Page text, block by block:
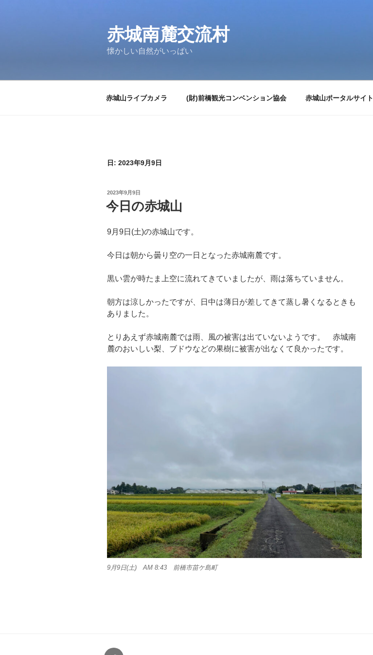
赤城南麓交流村
懐かしい自然がいっぱい
赤城山ライブカメラ (財)前橋観光コンベンション協会 赤城山ポータルサイト
日: 2023年9月9日
投
稿
日:
2023年9月9日
今日の赤城山
9月9日(土)の赤城山です。
今日は朝から曇り空の一日となった赤城南麓です。
黒い雲が時たま上空に流れてきていましたが、雨は落ちていません。
朝方は涼しかったですが、日中は薄日が差してきて蒸し暑くなるときも
ありました。
とりあえず赤城南麓では雨、風の被害は出ていないようです。 赤城南
麓のおいしい梨、ブドウなどの果樹に被害が出なくて良かったです。
9月9日(土) AM 8:43 前橋市苗ケ島町
Twitter